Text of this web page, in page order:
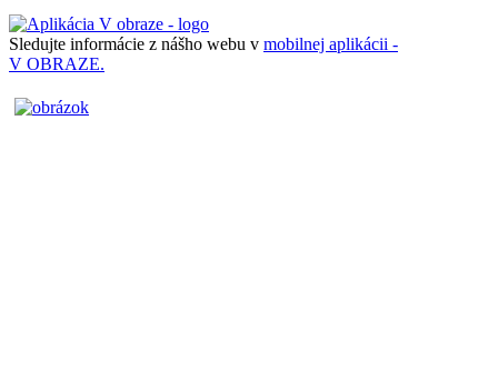
Sledujte informácie z nášho webu v mobilnej aplikácii -
V OBRAZE.